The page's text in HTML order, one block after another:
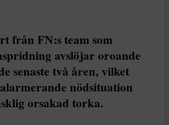
från FN:s team som
avslöjar oroande
senaste två åren, vilket
nödsituation
orsakad torka.